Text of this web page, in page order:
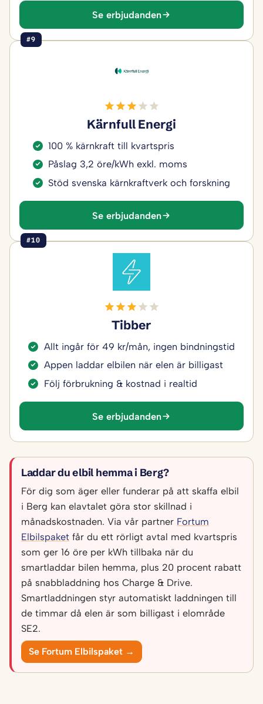
Se erbjudanden
#9
Kärnfull Energi
100 % kärnkraft till kvartspris
Påslag 3,2 öre/kWh exkl. moms
Stöd svenska kärnkraftverk och forskning
Se erbjudanden
#10
Tibber
Allt ingår för 49 kr/mån, ingen bindningstid
Appen laddar elbilen när elen är billigast
Följ förbrukning & kostnad i realtid
Se erbjudanden
Laddar du elbil hemma i Berg?
För dig som äger eller funderar på att skaffa elbil
i Berg kan elavtalet göra stor skillnad i
månadskostnaden. Via vår partner Fortum
Elbilspaket får du ett rörligt avtal med kvartspris
som ger 16 öre per kWh tillbaka när du
smartladdar bilen hemma, plus 20 procent rabatt
på snabbladdning hos Charge & Drive.
Smartladdningen styr automatiskt laddningen till
de timmar då elen är som billigast i elområde
SE2.
Se Fortum Elbilspaket →